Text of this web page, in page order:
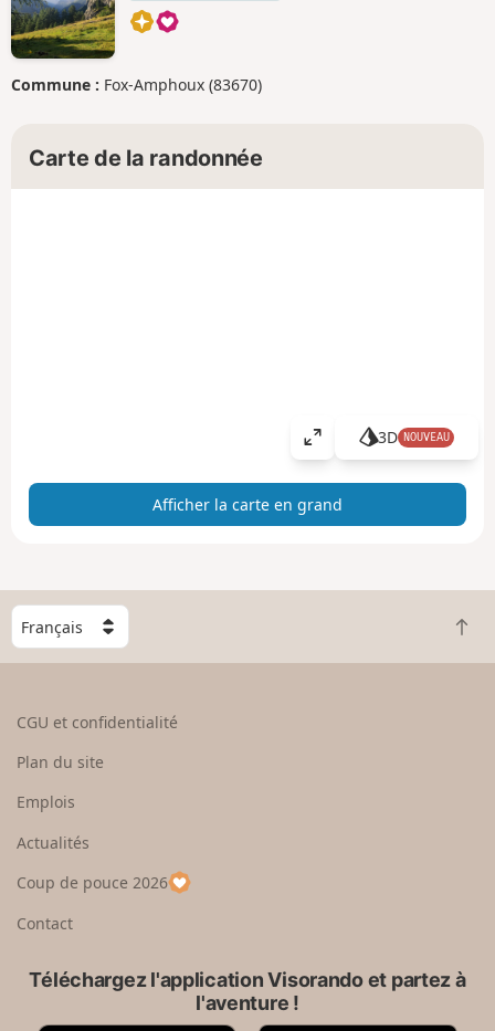
Commune : Fox-Amphoux (83670)
Carte de la randonnée
A
c
r
3D NOUVEAU
Afficher la carte en grand
C
h
o
e
u
p
a
R
e
CGU et confidentialité
Plan du site
Emplois
Actualités
Coup de pouce 2026
Contact
Téléchargez l'application Visorando et partez à
l'aventure !